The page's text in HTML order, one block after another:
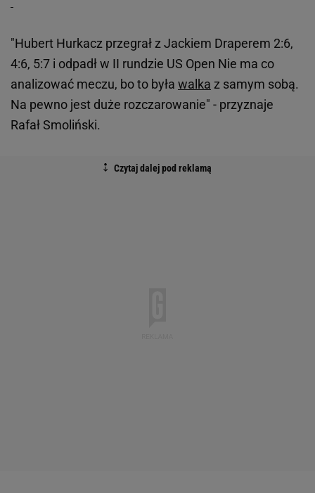
"Hubert Hurkacz przegrał z Jackiem Draperem 2:6,
4:6, 5:7 i odpadł w II rundzie US Open Nie ma co
analizować meczu, bo to była walka z samym sobą.
Na pewno jest duże rozczarowanie" - przyznaje
Rafał Smoliński.